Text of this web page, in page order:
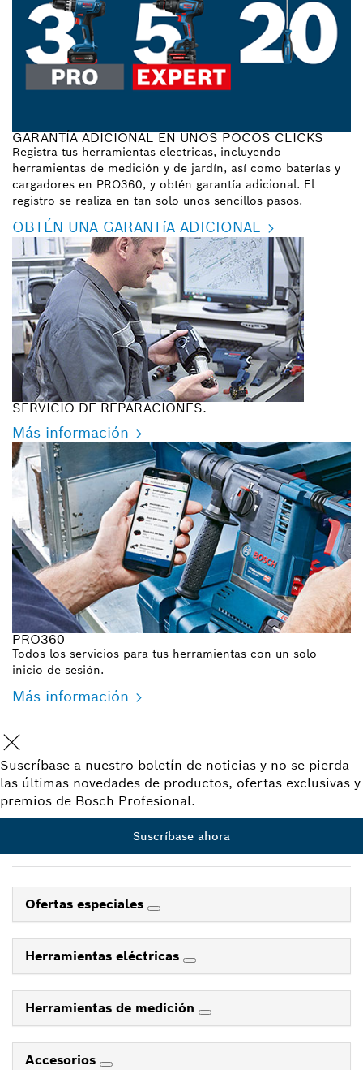
GARANTÍA ADICIONAL EN UNOS POCOS CLICKS
Registra tus herramientas electricas, incluyendo
herramientas de medición y de jardín, así como baterías y
cargadores en PRO360, y obtén garantía adicional. El
registro se realiza en tan solo unos sencillos pasos.
OBTÉN UNA GARANTíA ADICIONAL
SERVICIO DE REPARACIONES.
Más información
PRO360
Todos los servicios para tus herramientas con un solo
inicio de sesión.
Más información
Suscríbase a nuestro boletín de noticias y no se pierda
las últimas novedades de productos, ofertas exclusivas y
premios de Bosch Profesional.
Suscríbase ahora
Ofertas especiales
Herramientas eléctricas
Herramientas de medición
Accesorios